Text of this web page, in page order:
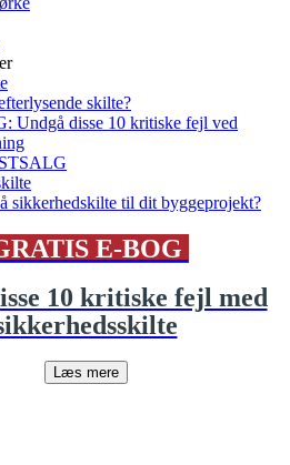
skilte?
Undgå disse 10 kritiske fejl ved
E-BOG
10 kritiske fejl med
Læs mere